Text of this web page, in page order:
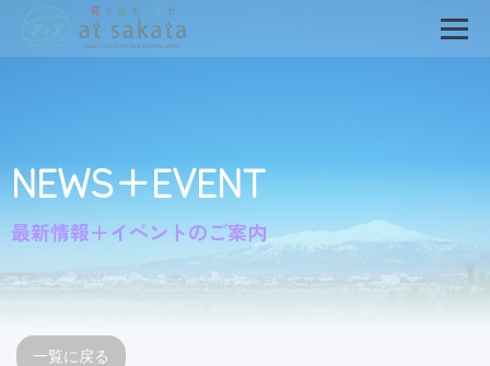
NEWS+EVENT
最新情報＋イベントのご案内
一覧に戻る